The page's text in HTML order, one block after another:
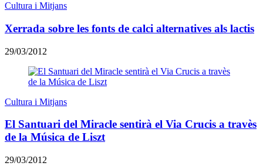
Cultura i Mitjans
Xerrada sobre les fonts de calci alternatives als lactis
29/03/2012
Cultura i Mitjans
El Santuari del Miracle sentirà el Via Crucis a travès
de la Música de Liszt
29/03/2012